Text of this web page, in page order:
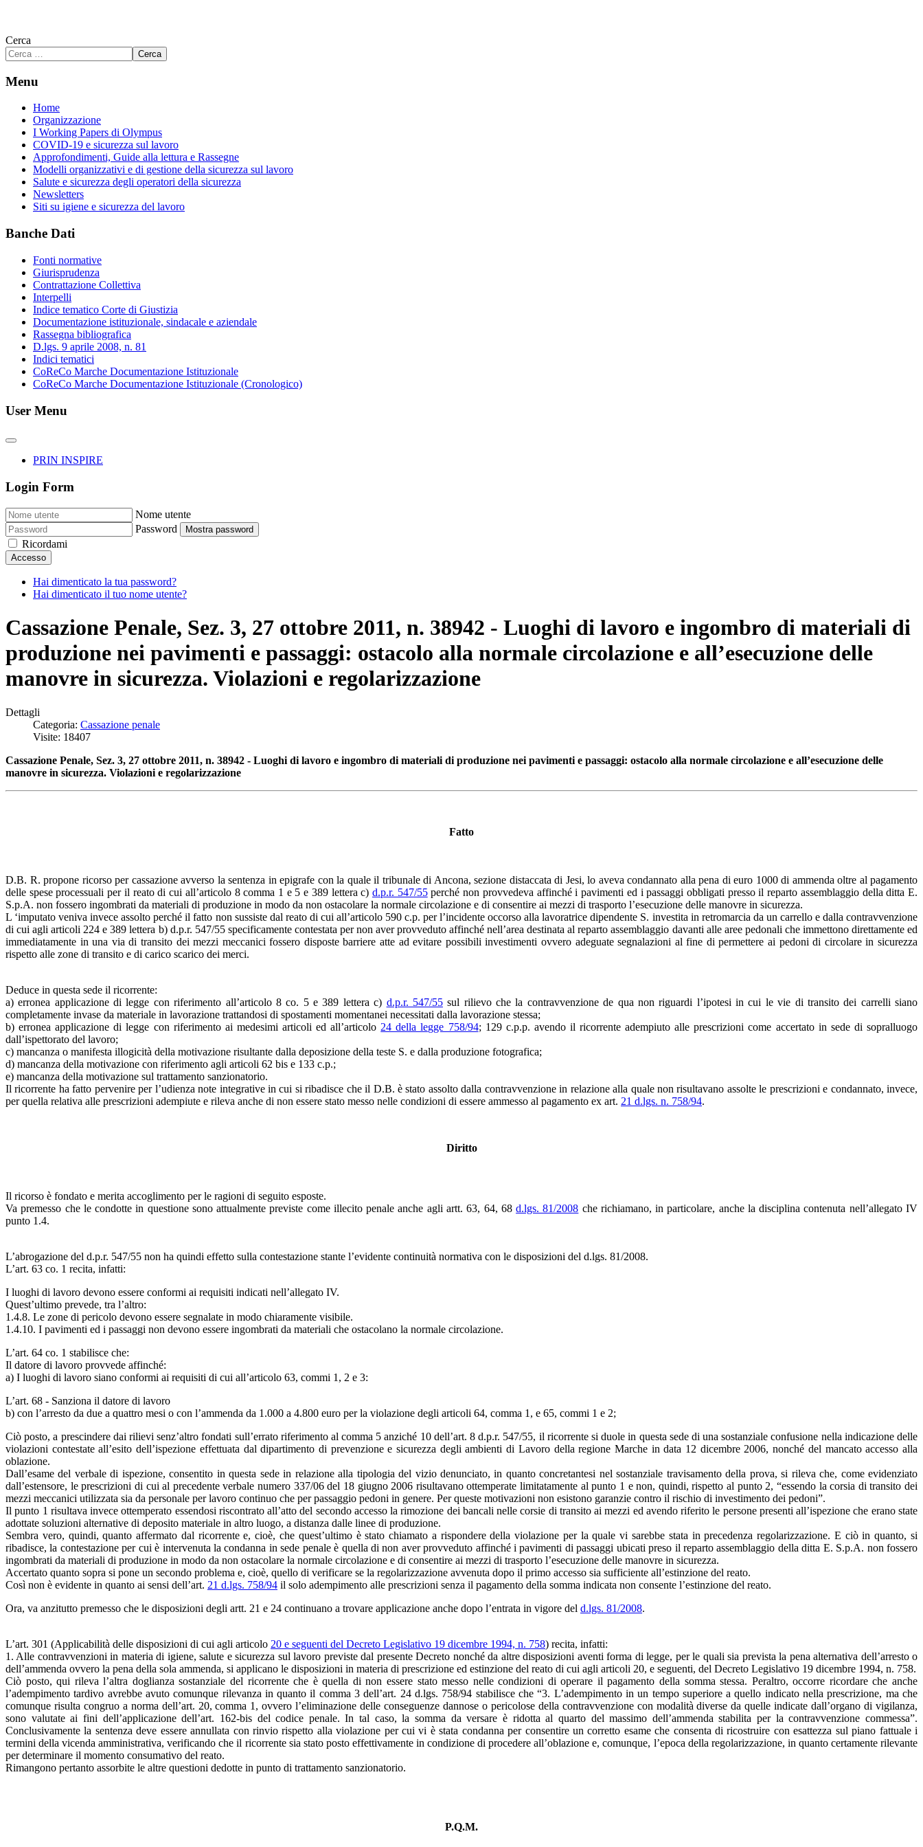
Cerca
Cerca
Menu
Home
Organizzazione
I Working Papers di Olympus
COVID-19 e sicurezza sul lavoro
Approfondimenti, Guide alla lettura e Rassegne
Modelli organizzativi e di gestione della sicurezza sul lavoro
Salute e sicurezza degli operatori della sicurezza
Newsletters
Siti su igiene e sicurezza del lavoro
Banche Dati
Fonti normative
Giurisprudenza
Contrattazione Collettiva
Interpelli
Indice tematico Corte di Giustizia
Documentazione istituzionale, sindacale e aziendale
Rassegna bibliografica
D.lgs. 9 aprile 2008, n. 81
Indici tematici
CoReCo Marche Documentazione Istituzionale
CoReCo Marche Documentazione Istituzionale (Cronologico)
User Menu
PRIN INSPIRE
Login Form
Nome utente
Password
Mostra password
Ricordami
Accesso
Hai dimenticato la tua password?
Hai dimenticato il tuo nome utente?
Cassazione Penale, Sez. 3, 27 ottobre 2011, n. 38942 - Luoghi di lavoro e ingombro di materiali di
produzione nei pavimenti e passaggi: ostacolo alla normale circolazione e all’esecuzione delle
manovre in sicurezza. Violazioni e regolarizzazione
Dettagli
Categoria: Cassazione penale
Visite: 18407
Cassazione Penale, Sez. 3, 27 ottobre 2011, n. 38942 - Luoghi di lavoro e ingombro di materiali di produzione nei pavimenti e passaggi: ostacolo alla normale circolazione e all’esecuzione delle
manovre in sicurezza. Violazioni e regolarizzazione
Fatto
D.B. R. propone ricorso per cassazione avverso la sentenza in epigrafe con la quale il tribunale di Ancona, sezione distaccata di Jesi, lo aveva condannato alla pena di euro 1000 di ammenda oltre al pagamento
delle spese processuali per il reato di cui all’articolo 8 comma 1 e 5 e 389 lettera c) d.p.r. 547/55perché non provvedeva affinché i pavimenti ed i passaggi obbligati presso il reparto assemblaggio della ditta E.
S.p.A. non fossero ingombrati da materiali di produzione in modo da non ostacolare la normale circolazione e di consentire ai mezzi di trasporto l’esecuzione delle manovre in sicurezza.
L ‘imputato veniva invece assolto perché il fatto non sussiste dal reato di cui all’articolo 590 c.p. per l’incidente occorso alla lavoratrice dipendente S. investita in retromarcia da un carrello e dalla contravvenzione
di cui agli articoli 224 e 389 lettera b) d.p.r. 547/55 specificamente contestata per non aver provveduto affinché nell’area destinata al reparto assemblaggio davanti alle aree pedonali che immettono direttamente ed
immediatamente in una via di transito dei mezzi meccanici fossero disposte barriere atte ad evitare possibili investimenti ovvero adeguate segnalazioni al fine di permettere ai pedoni di circolare in sicurezza
rispetto alle zone di transito e di carico scarico dei merci.
Deduce in questa sede il ricorrente:
a) erronea applicazione di legge con riferimento all’articolo 8 co. 5 e 389 lettera c) d.p.r. 547/55sul rilievo che la contravvenzione de qua non riguardi l’ipotesi in cui le vie di transito dei carrelli siano
completamente invase da materiale in lavorazione trattandosi di spostamenti momentanei necessitati dalla lavorazione stessa;
b) erronea applicazione di legge con riferimento ai medesimi articoli ed all’articolo 24 della legge 758/94; 129 c.p.p. avendo il ricorrente adempiuto alle prescrizioni come accertato in sede di sopralluogo
dall’ispettorato del lavoro;
c) mancanza o manifesta illogicità della motivazione risultante dalla deposizione della teste S. e dalla produzione fotografica;
d) mancanza della motivazione con riferimento agli articoli 62 bis e 133 c.p.;
e) mancanza della motivazione sul trattamento sanzionatorio.
Il ricorrente ha fatto pervenire per l’udienza note integrative in cui si ribadisce che il D.B. è stato assolto dalla contravvenzione in relazione alla quale non risultavano assolte le prescrizioni e condannato, invece,
per quella relativa alle prescrizioni adempiute e rileva anche di non essere stato messo nelle condizioni di essere ammesso al pagamento ex art. 21 d.lgs. n. 758/94.
Diritto
Il ricorso è fondato e merita accoglimento per le ragioni di seguito esposte.
Va premesso che le condotte in questione sono attualmente previste come illecito penale anche agli artt. 63, 64, 68d.lgs. 81/2008 che richiamano, in particolare, anche la disciplina contenuta nell’allegato IV
punto 1.4.
L’abrogazione del d.p.r. 547/55 non ha quindi effetto sulla contestazione stante l’evidente continuità normativa con le disposizioni del d.lgs. 81/2008.
L’art. 63 co. 1 recita, infatti:
I luoghi di lavoro devono essere conformi ai requisiti indicati nell’allegato IV.
Quest’ultimo prevede, tra l’altro:
1.4.8. Le zone di pericolo devono essere segnalate in modo chiaramente visibile.
1.4.10. I pavimenti ed i passaggi non devono essere ingombrati da materiali che ostacolano la normale circolazione.
L’art. 64 co. 1 stabilisce che:
Il datore di lavoro provvede affinché:
a) I luoghi di lavoro siano conformi ai requisiti di cui all’articolo 63, commi 1, 2 e 3:
L’art. 68 - Sanziona il datore di lavoro
b) con l’arresto da due a quattro mesi o con l’ammenda da 1.000 a 4.800 euro per la violazione degli articoli 64, comma 1, e 65, commi 1 e 2;
Ciò posto, a prescindere dai rilievi senz’altro fondati sull’errato riferimento al comma 5 anziché 10 dell’art. 8 d.p.r. 547/55, il ricorrente si duole in questa sede di una sostanziale confusione nella indicazione delle
violazioni contestate all’esito dell’ispezione effettuata dal dipartimento di prevenzione e sicurezza degli ambienti di Lavoro della regione Marche in data 12 dicembre 2006, nonché del mancato accesso alla
oblazione.
Dall’esame del verbale di ispezione, consentito in questa sede in relazione alla tipologia del vizio denunciato, in quanto concretantesi nel sostanziale travisamento della prova, si rileva che, come evidenziato
dall’estensore, le prescrizioni di cui al precedente verbale numero 337/06 del 18 giugno 2006 risultavano ottemperate limitatamente al punto 1 e non, quindi, rispetto al punto 2, “essendo la corsia di transito dei
mezzi meccanici utilizzata sia da personale per lavoro continuo che per passaggio pedoni in genere. Per queste motivazioni non esistono garanzie contro il rischio di investimento dei pedoni”.
Il punto 1 risultava invece ottemperato essendosi riscontrato all’atto del secondo accesso la rimozione dei bancali nelle corsie di transito ai mezzi ed avendo riferito le persone presenti all’ispezione che erano state
adottate soluzioni alternative di deposito materiale in altro luogo, a distanza dalle linee di produzione.
Sembra vero, quindi, quanto affermato dal ricorrente e, cioè, che quest’ultimo è stato chiamato a rispondere della violazione per la quale vi sarebbe stata in precedenza regolarizzazione. E ciò in quanto, si
ribadisce, la contestazione per cui è intervenuta la condanna in sede penale è quella di non aver provveduto affinché i pavimenti di passaggi ubicati preso il reparto assemblaggio della ditta E. S.p.A. non fossero
ingombrati da materiali di produzione in modo da non ostacolare la normale circolazione e di consentire ai mezzi di trasporto l’esecuzione delle manovre in sicurezza.
Accertato quanto sopra si pone un secondo problema e, cioè, quello di verificare se la regolarizzazione avvenuta dopo il primo accesso sia sufficiente all’estinzione del reato.
Così non è evidente in quanto ai sensi dell’art. 21 d.lgs. 758/94 il solo adempimento alle prescrizioni senza il pagamento della somma indicata non consente l’estinzione del reato.
Ora, va anzitutto premesso che le disposizioni degli artt. 21 e 24 continuano a trovare applicazione anche dopo l’entrata in vigore del d.lgs. 81/2008.
L’art. 301 (Applicabilità delle disposizioni di cui agli articolo 20 e seguenti del Decreto Legislativo 19 dicembre 1994, n. 758) recita, infatti:
1. Alle contravvenzioni in materia di igiene, salute e sicurezza sul lavoro previste dal presente Decreto nonché da altre disposizioni aventi forma di legge, per le quali sia prevista la pena alternativa dell’arresto o
dell’ammenda ovvero la pena della sola ammenda, si applicano le disposizioni in materia di prescrizione ed estinzione del reato di cui agli articoli 20, e seguenti, del Decreto Legislativo 19 dicembre 1994, n. 758.
Ciò posto, qui rileva l’altra doglianza sostanziale del ricorrente che è quella di non essere stato messo nelle condizioni di operare il pagamento della somma stessa. Peraltro, occorre ricordare che anche
l’adempimento tardivo avrebbe avuto comunque rilevanza in quanto il comma 3 dell’art. 24 d.lgs. 758/94 stabilisce che “3. L’adempimento in un tempo superiore a quello indicato nella prescrizione, ma che
comunque risulta congruo a norma dell’art. 20, comma 1, ovvero l’eliminazione delle conseguenze dannose o pericolose della contravvenzione con modalità diverse da quelle indicate dall’organo di vigilanza,
sono valutate ai fini dell’applicazione dell’art. 162-bis del codice penale. In tal caso, la somma da versare è ridotta al quarto del massimo dell’ammenda stabilita per la contravvenzione commessa”.
Conclusivamente la sentenza deve essere annullata con rinvio rispetto alla violazione per cui vi è stata condanna per consentire un corretto esame che consenta di ricostruire con esattezza sul piano fattuale i
termini della vicenda amministrativa, verificando che il ricorrente sia stato posto effettivamente in condizione di procedere all’oblazione e, comunque, l’epoca della regolarizzazione, in quanto certamente rilevante
per determinare il momento consumativo del reato.
Rimangono pertanto assorbite le altre questioni dedotte in punto di trattamento sanzionatorio.
P.Q.M.